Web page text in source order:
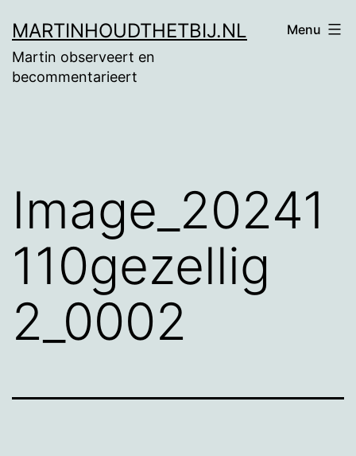
naar
de
MARTINHOUDTHETBIJ.NL
Martin observeert en
becommentarieert
Menu
Image_20241
110gezellig
2_0002